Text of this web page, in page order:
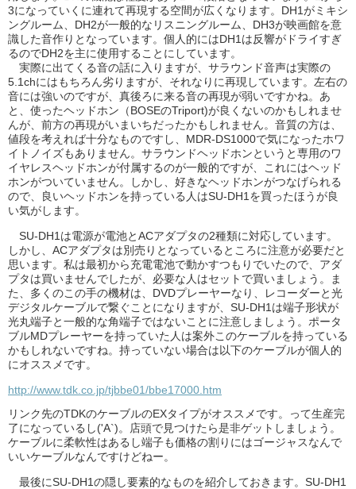
3になっていくに連れて再現する空間が広くなります。DH1がミキシ
ングルーム、DH2が一般的なリスニングルーム、DH3が映画館を意
識した音作りとなっています。個人的にはDH1は反響がドライすぎ
るのでDH2を主に使用することにしています。
実際に出てくる音の話に入りますが、サラウンド音声は実際の
5.1chにはもちろん劣りますが、それなりに再現しています。左右の
音には強いのですが、真後ろに来る音の再現が弱いですかね。あ
と、使ったヘッドホン（BOSEのTriport)が良くないのかもしれませ
んが、前方の再現がいまいちだったかもしれません。音質の方は、
値段を考えれば十分なものですし、MDR-DS1000で気になったホワ
イトノイズもありません。サラウンドヘッドホンというと専用のワ
イヤレスヘッドホンが付属するのが一般的ですが、これにはヘッド
ホンがついていません。しかし、好きなヘッドホンがつなげられる
ので、良いヘッドホンを持っている人はSU-DH1を買ったほうが良
い気がします。
SU-DH1は電源が電池とACアダプタの2種類に対応しています。
しかし、ACアダプタは別売りとなっているところに注意が必要だと
思います。私は最初から充電電池で動かすつもりでいたので、アダ
プタは買いませんでしたが、必要な人はセットで買いましょう。ま
た、多くのこの手の機材は、DVDプレーヤーなり、レコーダーと光
デジタルケーブルで繋ぐことになりますが、SU-DH1は端子形状が
光丸端子と一般的な角端子ではないことに注意しましょう。ポータ
ブルMDプレーヤーを持っていた人は案外このケーブルを持っている
かもしれないですね。持っていない場合は以下のケーブルが個人的
にオススメです。
http://www.tdk.co.jp/tjbbe01/bbe17000.htm
リンク先のTDKのケーブルのEXタイプがオススメです。って生産完
了になっているし('A`)。店頭で見つけたら是非ゲットしましょう。
ケーブルに柔軟性はあるし端子も価格の割りにはゴージャスなんで
いいケーブルなんですけどねー。
最後にSU-DH1の隠し要素的なものを紹介しておきます。SU-DH1